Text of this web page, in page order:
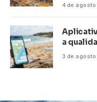
4 de
a
3 de